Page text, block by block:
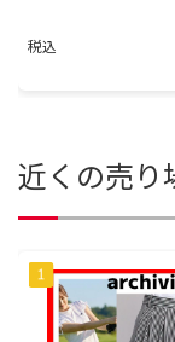
税込
近くの売り